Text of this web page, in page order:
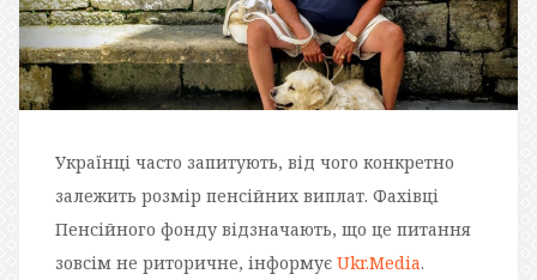
Українці часто запитують, від чого конкретно
залежить розмір пенсійних виплат. Фахівці
Пенсійного фонду відзначають, що це питання
зовсім не риторичне, інформує Ukr.Media.